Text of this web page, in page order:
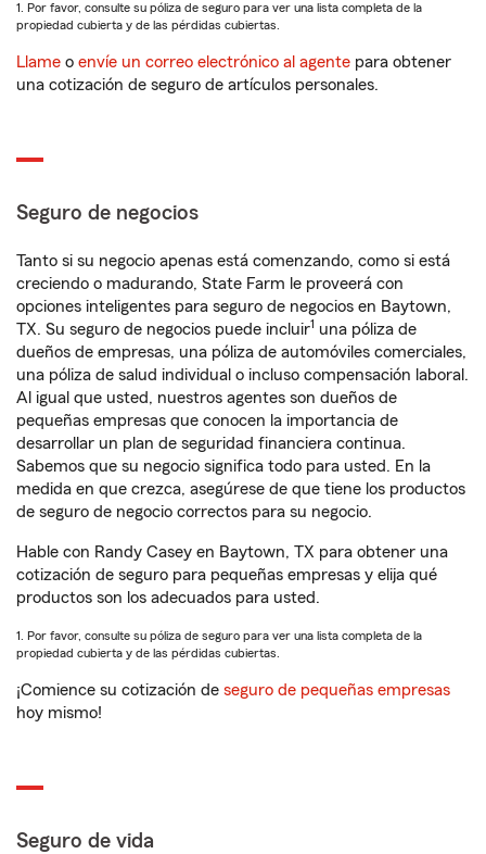
1. Por favor, consulte su póliza de seguro para ver una lista completa de la
propiedad cubierta y de las pérdidas cubiertas.
Llame o envíe un correo electrónico al agente para obtener
una cotización de seguro de artículos personales.
Seguro de negocios
Tanto si su negocio apenas está comenzando, como si está
creciendo o madurando, State Farm le proveerá con
opciones inteligentes para seguro de negocios en Baytown,
TX. Su seguro de negocios puede incluir1 una póliza de
dueños de empresas, una póliza de automóviles comerciales,
una póliza de salud individual o incluso compensación laboral.
Al igual que usted, nuestros agentes son dueños de
pequeñas empresas que conocen la importancia de
desarrollar un plan de seguridad financiera continua.
Sabemos que su negocio significa todo para usted. En la
medida en que crezca, asegúrese de que tiene los productos
de seguro de negocio correctos para su negocio.
Hable con Randy Casey en Baytown, TX para obtener una
cotización de seguro para pequeñas empresas y elija qué
productos son los adecuados para usted.
1. Por favor, consulte su póliza de seguro para ver una lista completa de la
propiedad cubierta y de las pérdidas cubiertas.
¡Comience su cotización de seguro de pequeñas empresas
hoy mismo!
Seguro de vida